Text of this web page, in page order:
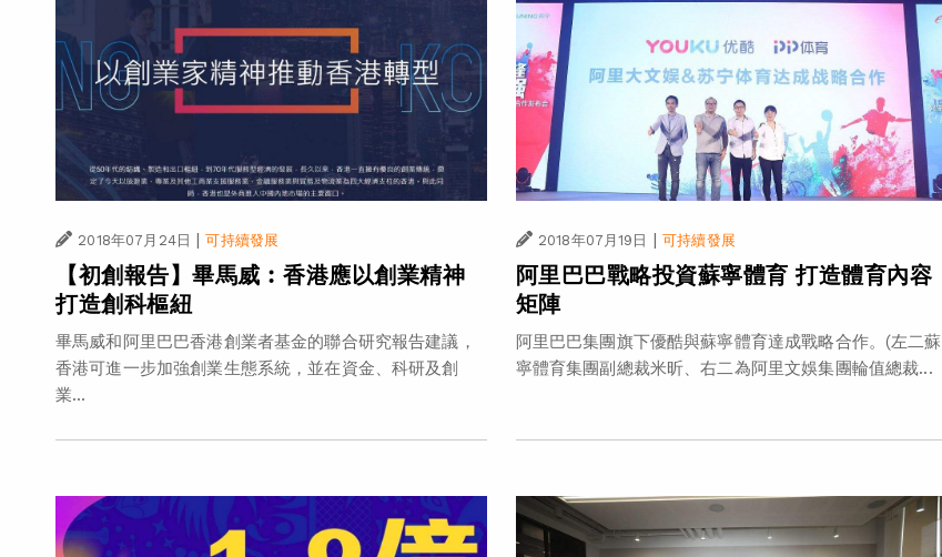
2018年07月24日 | 可持續發展
【初創報告】畢馬威︰香港應以創業精神
打造創科樞紐
畢馬威和阿里巴巴香港創業者基金的聯合研究報告建議，
香港可進一步加強創業生態系統，並在資金、科研及創
業...
2018年07月19日 | 可持續發展
阿里巴巴戰略投資蘇寧體育 打造體育內容
矩陣
阿里巴巴集團旗下優酷與蘇寧體育達成戰略合作。(左二蘇
寧體育集團副總裁米昕、右二為阿里文娛集團輪值總裁...